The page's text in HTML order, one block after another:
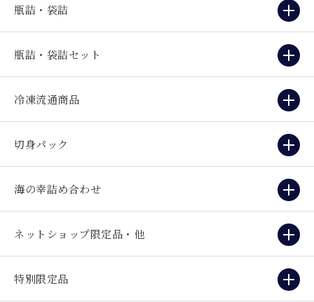
瓶詰・袋詰
瓶詰・袋詰セット
冷凍流通商品
切身パック
海の幸詰め合わせ
ネットショップ限定品・他
特別限定品